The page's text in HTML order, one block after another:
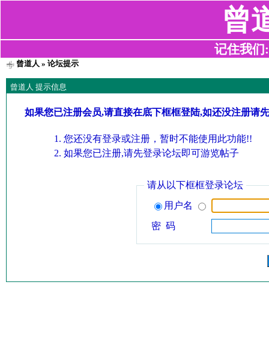
曾
记住我们
曾道人 » 论坛提示
曾道人 提示信息
如果您已注册会员,请直接在底下框框登陆,如还没注册请
您还没有登录或注册，暂时不能使用此功能!!
如果您已注册,请先登录论坛即可游览帖子
请从以下框框登录论坛
用户名
密 码